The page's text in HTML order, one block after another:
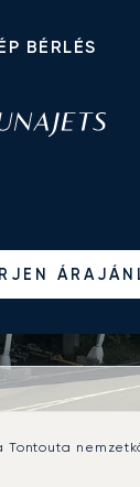
BÉRLÉS
Tontouta